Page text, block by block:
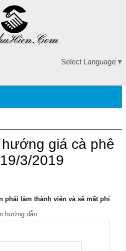
Select Language ▼
giá cà phê
3/2019
phải làm thành viên và sẽ mất phí
hướng dẫn